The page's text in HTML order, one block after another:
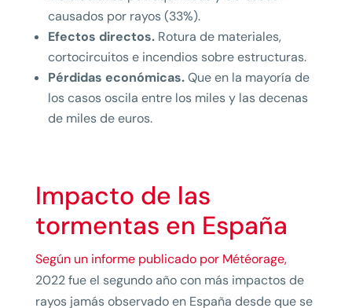
causados por rayos (33%).
Efectos directos.Rotura de materiales,
cortocircuitos e incendios sobre estructuras.
Pérdidas económicas.Que en la mayoría de
los casos oscila entre los miles y las decenas
de miles de euros.
Impacto de las
tormentas en España
Según un informe publicado por Météorage,
2022 fue el segundo año con más impactos de
rayos jamás observado en España desde que se